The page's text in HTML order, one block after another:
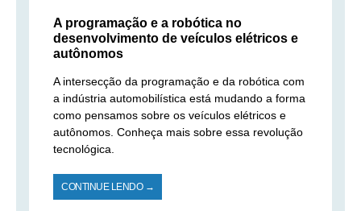
A programação e a robótica no
desenvolvimento de veículos elétricos e
autônomos
A intersecção da programação e da robótica com
a indústria automobilística está mudando a forma
como pensamos sobre os veículos elétricos e
autônomos. Conheça mais sobre essa revolução
tecnológica.
CONTINUE LENDO →